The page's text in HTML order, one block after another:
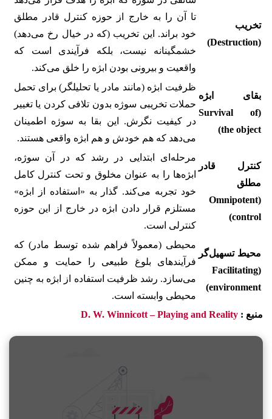
تخریب
(Destruction)
تا آن را به خارج از حوزه کنترل قادر مطلق
خود براند. این تخریب (که در خیال رخ می‌دهد)
خشمگینانه نیست، بلکه فرآیندی است که
واقعیت و بیرونی بودن ابژه را خلق می‌کند.
بقای ابژه
(Survival of
the object)
ظرفیت ابژه (مانند مادر یا تحلیلگر) برای تحمل
حملات تخریبی سوژه بدون تلافی کردن یا تغییر
در کیفیت نگرش. این بقا به سوژه اطمینان
می‌دهد که هم خودش و هم ابژه واقعی هستند.
کنترل قادر
مطلق
(Omnipotent
control)
مرحله‌ای ابتدایی در رشد که در آن سوژه،
ابژه‌ها را به عنوان مخلوق و تحت کنترل کامل
خود تجربه می‌کند. گذار به «استفاده از ابژه»
مستلزم قرار دادن ابژه در خارج از این حوزه
کنترلی است.
محیط تسهیل‌گر
(Facilitating
environment)
محیطی (معمولاً فراهم شده توسط مادر) که
فرآیندهای بلوغ طبیعی را حمایت و ممکن
می‌سازد. رشد ظرفیت استفاده از ابژه به چنین
محیطی وابسته است.
منبع :